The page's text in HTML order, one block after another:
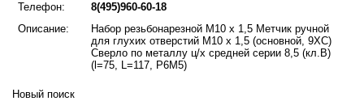
Телефон:
8(495)960-60-18
Описание:
Набор резьбонарезной М10 х 1,5 Метчик ручной
для глухих отверстий М10 х 1,5 (основной, 9ХС)
Сверло по металлу ц/х средней серии 8,5 (кл.В)
(l=75, L=117, Р6М5)
Новый поиск